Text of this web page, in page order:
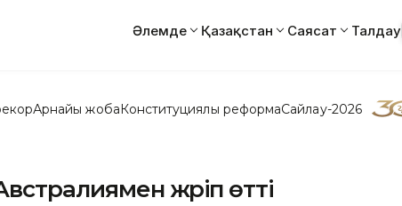
Әлемде Қазақстан Саясат Талдау
Арнайы жобаКонституциялық реформаСайлау-2026
жүріп өтті